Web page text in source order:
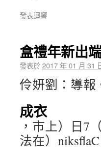
發表迴響
盒禮年新出
發表於2017 年 01 月 31
伶妍劉：導報
成衣
，市上）日7
法在）